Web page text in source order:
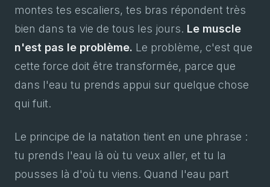
montes tes escaliers, tes bras répondent très
bien dans ta vie de tous les jours. Le muscle
n'est pas le problème. Le problème, c'est que
cette force doit être transformée, parce que
dans l'eau tu prends appui sur quelque chose
qui fuit.
Le principe de la natation tient en une phrase :
tu prends l'eau là où tu veux aller, et tu la
pousses là d'où tu viens. Quand l'eau part